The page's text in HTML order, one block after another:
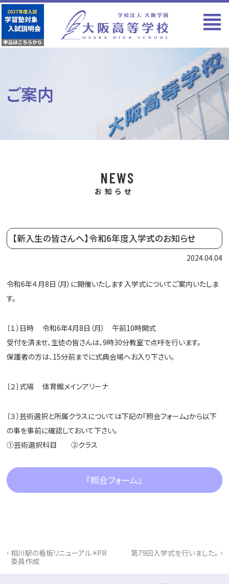
ご案内
NEWS
お知らせ
【新入生の皆さんへ】令和6年度入学式のお知らせ
2024.04.04
令和6年４月8日（月）に開催いたします入学式についてご案内いたしま
す。
〔１〕日時 令和6年4月8日（月） 午前10時開式
受付を済ませ、生徒の皆さんは、9時30分教室で点呼を行います。
保護者の方は、15分前までに式典会場へお入り下さい。
〔２〕式場 体育館メインアリーナ
〔３〕芸術選択と所属クラスについては下記の『照会フォーム』から以下
の事を事前に確認しておいて下さい。
①芸術選択科目 ②クラス
『照会フォーム』
‹ 相川駅の看板リニューアル＊PR
委員作成
第79回入学式を行いました。 ›